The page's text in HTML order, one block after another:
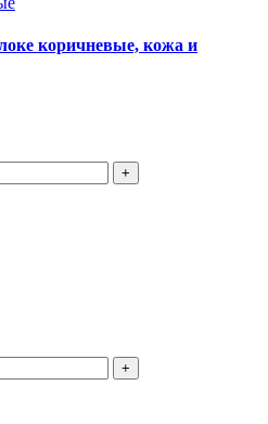
коричневые, кожа и